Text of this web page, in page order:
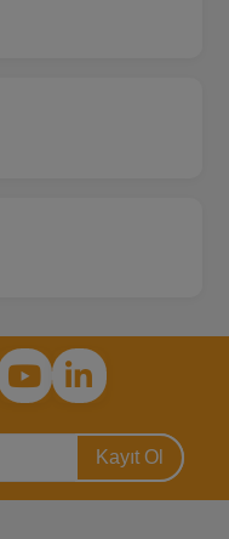
Kayıt Ol